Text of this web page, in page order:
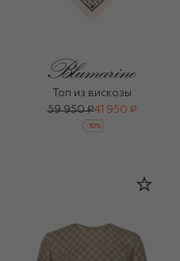
Топ из вискозы
59 950 ₽41 950 ₽
-30%